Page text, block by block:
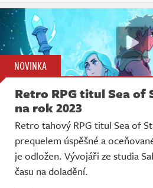
NOVINKA
Retro RPG titul Sea of
na rok 2023
Retro tahový RPG titul Sea of
prequelem úspěšné a
je odložen. Vývojáři ze studia
času na doladění.